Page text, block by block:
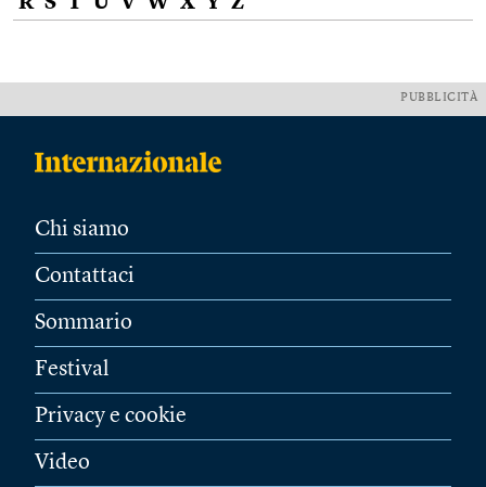
PUBBLICITÀ
Chi siamo
Contattaci
Sommario
Festival
Privacy e cookie
Video